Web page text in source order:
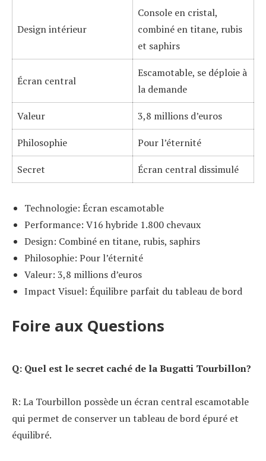
Design intérieur
Console en cristal,
combiné en titane, rubis
et saphirs
Écran central
Escamotable, se déploie à
la demande
Valeur 3,8 millions d’euros
Philosophie Pour l’éternité
Secret Écran central dissimulé
Technologie: Écran escamotable
Performance: V16 hybride 1.800 chevaux
Design: Combiné en titane, rubis, saphirs
Philosophie: Pour l’éternité
Valeur: 3,8 millions d’euros
Impact Visuel: Équilibre parfait du tableau de bord
Foire aux Questions
Q: Quel est le secret caché de la Bugatti Tourbillon?
R: La Tourbillon possède un écran central escamotable
qui permet de conserver un tableau de bord épuré et
équilibré.